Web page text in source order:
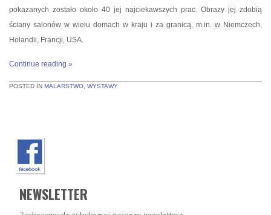
pokazanych zostało około 40 jej najciekawszych prac. Obrazy jej zdobią
ściany salonów w wielu domach w kraju i za granicą, m.in. w Niemczech,
Holandii, Francji, USA.
Continue reading »
POSTED IN MALARSTWO, WYSTAWY
NEWSLETTER